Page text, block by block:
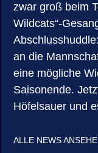
zwar groß beim
Wildcats“-
an die
eine mögliche
Saisonende.
Höfelsauer und
ALLE NEWS